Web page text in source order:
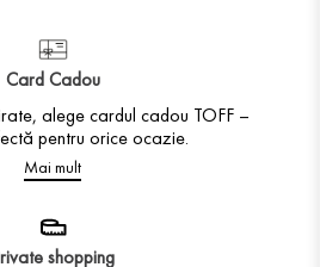
Card Cadou
alege cardul cadou TOFF –
pentru orice ocazie.
Mai mult
shopping